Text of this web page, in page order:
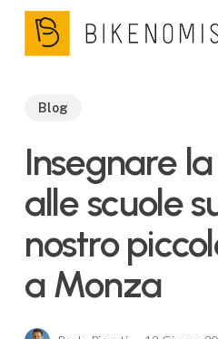
Skip
Blog
Insegnare
alle scuole
nostro
a Monza